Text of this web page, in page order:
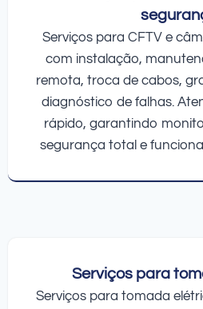
Serviços para CFTV e
com instalação,
remota, troca de cabos,
diagnóstico de falhas.
rápido, garantindo
segurança total e
Serviços para
Serviços para tomada